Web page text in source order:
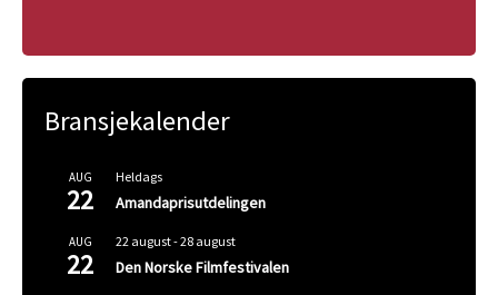
Bransjekalender
AUG
22
Heldags
Amandaprisutdelingen
AUG
22
22 august-28 august
Den Norske Filmfestivalen